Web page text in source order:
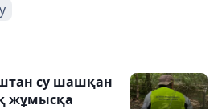
су шашқан
жұмысқа